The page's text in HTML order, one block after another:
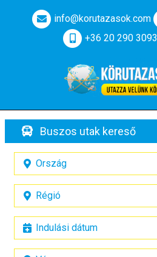
info@korutazasok.com
+36 20 290 3093
Buszos utak kereső